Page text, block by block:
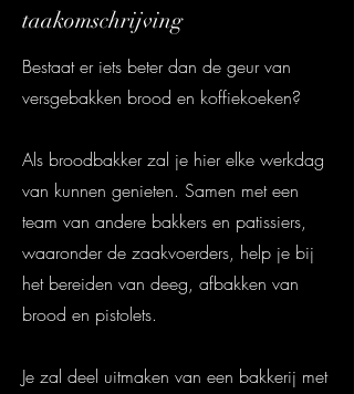
taakomschrijving
Bestaat er iets beter dan de geur van
versgebakken brood en koffiekoeken?
Als broodbakker zal je hier elke werkdag
van kunnen genieten. Samen met een
team van andere bakkers en patissiers,
waaronder de zaakvoerders, help je bij
het bereiden van deeg, afbakken van
brood en pistolets.
Je zal deel uitmaken van een bakkerij met